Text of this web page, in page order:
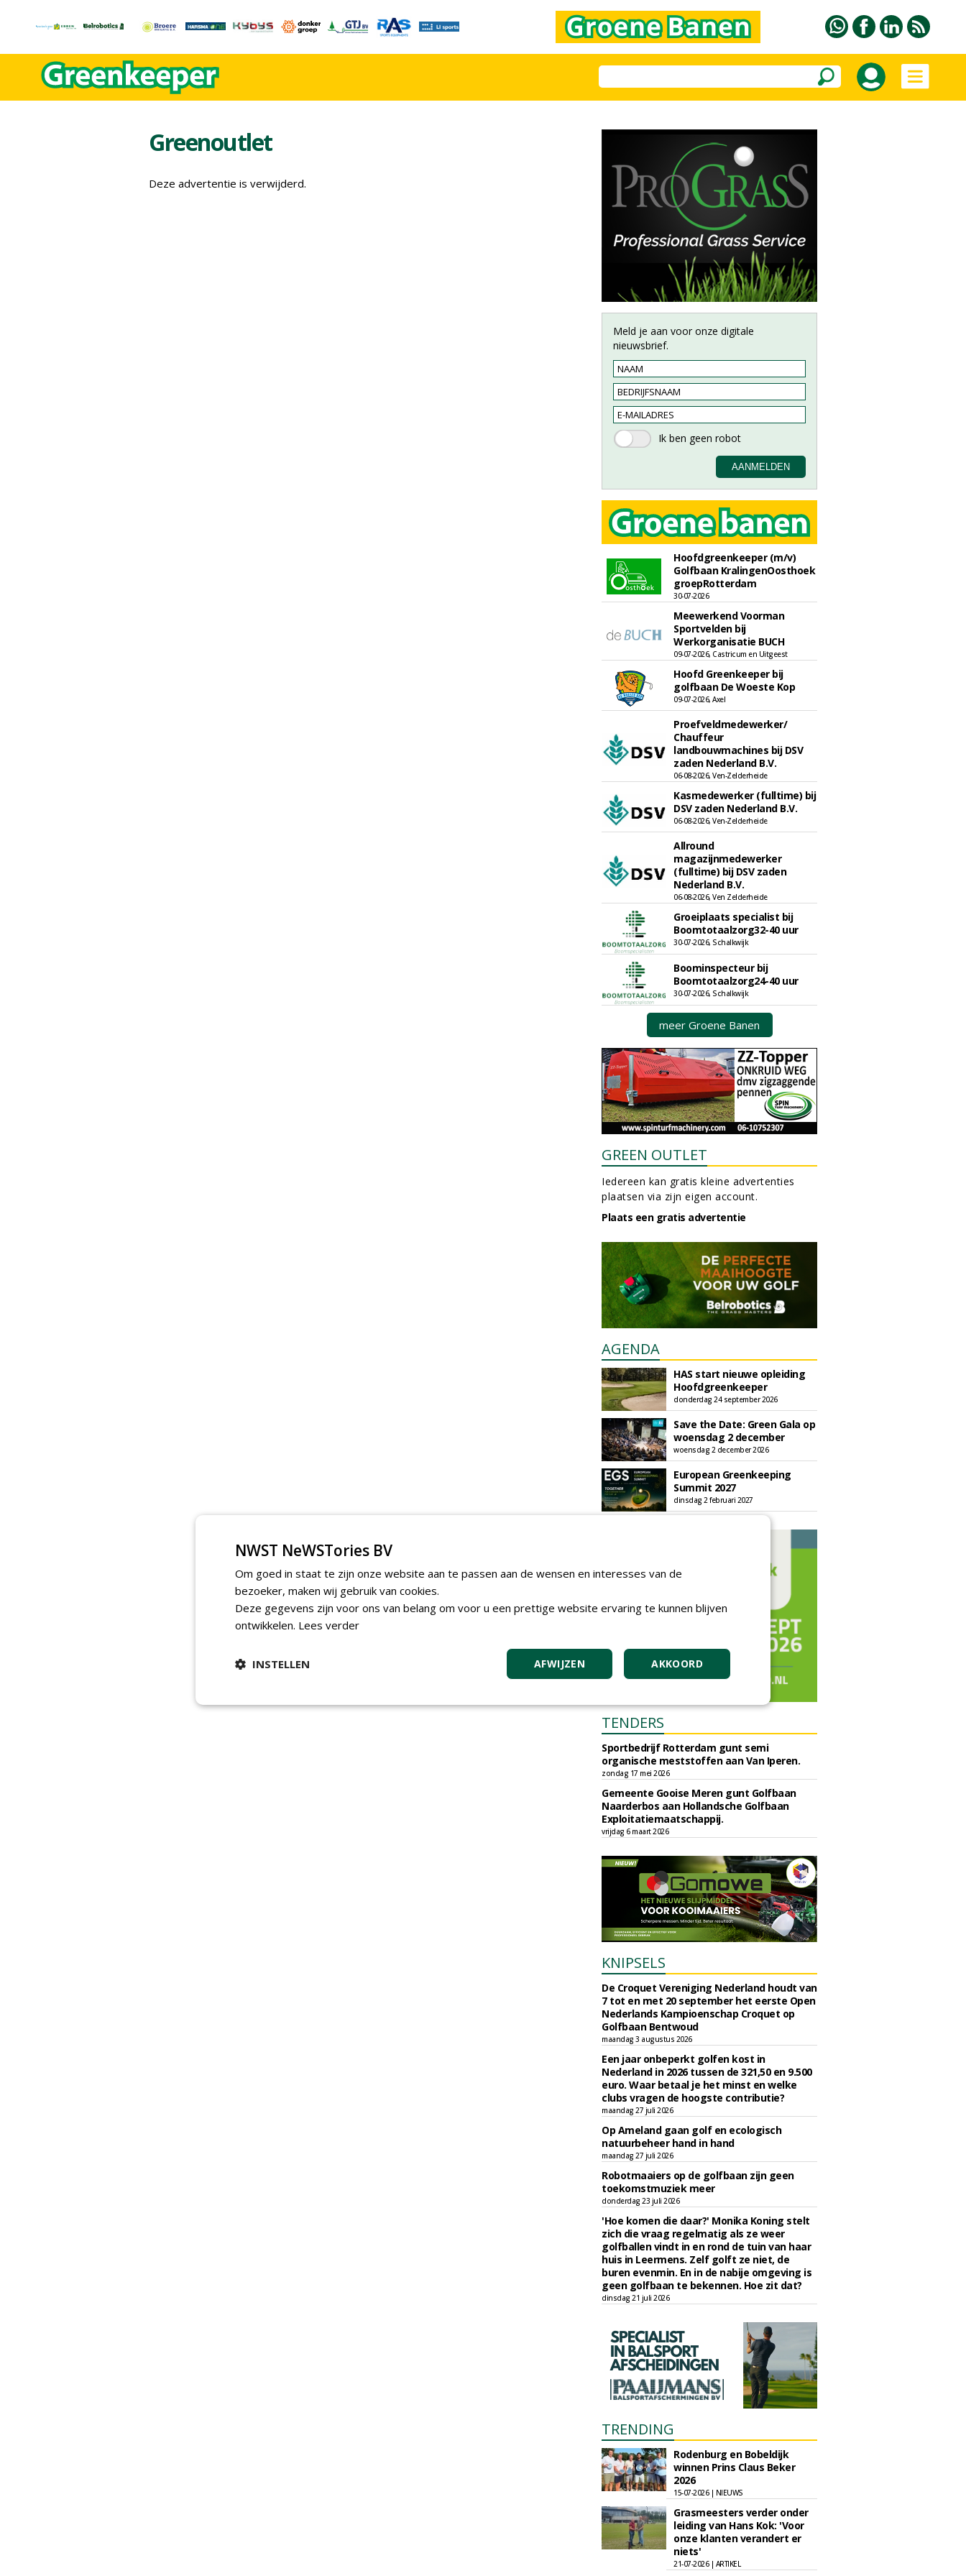
Greenoutlet
Deze advertentie is verwijderd.
Meld je aan voor onze digitale
nieuwsbrief.
Hoofdgreenkeeper (m/v)
Golfbaan KralingenOosthoek
groepRotterdam
30-07-2026
Meewerkend Voorman
Sportvelden bij
Werkorganisatie BUCH
09-07-2026, Castricum en Uitgeest
Hoofd Greenkeeper bij
golfbaan De Woeste Kop
09-07-2026, Axel
Proefveldmedewerker/
Chauffeur
landbouwmachines bij DSV
zaden Nederland B.V.
06-08-2026, Ven-Zelderheide
Kasmedewerker (fulltime) bij
DSV zaden Nederland B.V.
06-08-2026, Ven-Zelderheide
Allround
magazijnmedewerker
(fulltime) bij DSV zaden
Nederland B.V.
06-08-2026, Ven Zelderheide
Groeiplaats specialist bij
Boomtotaalzorg32-40 uur
30-07-2026, Schalkwijk
Boominspecteur bij
Boomtotaalzorg24-40 uur
30-07-2026, Schalkwijk
meer Groene Banen
GREEN OUTLET
Iedereen kan gratis kleine advertenties
plaatsen via zijn eigen account.
Plaats een gratis advertentie
AGENDA
HAS start nieuwe opleiding
Hoofdgreenkeeper
donderdag 24 september 2026
Save the Date: Green Gala op
woensdag 2 december
woensdag 2 december 2026
European Greenkeeping
Summit 2027
dinsdag 2 februari 2027
TENDERS
Sportbedrijf Rotterdam gunt semi
organische meststoffen aan Van Iperen.
zondag 17 mei 2026
Gemeente Gooise Meren gunt Golfbaan
Naarderbos aan Hollandsche Golfbaan
Exploitatiemaatschappij.
vrijdag 6 maart 2026
KNIPSELS
De Croquet Vereniging Nederland houdt van
7 tot en met 20 september het eerste Open
Nederlands Kampioenschap Croquet op
Golfbaan Bentwoud
maandag 3 augustus 2026
Een jaar onbeperkt golfen kost in
Nederland in 2026 tussen de 321,50 en 9.500
euro. Waar betaal je het minst en welke
clubs vragen de hoogste contributie?
maandag 27 juli 2026
Op Ameland gaan golf en ecologisch
natuurbeheer hand in hand
maandag 27 juli 2026
Robotmaaiers op de golfbaan zijn geen
toekomstmuziek meer
donderdag 23 juli 2026
'Hoe komen die daar?' Monika Koning stelt
zich die vraag regelmatig als ze weer
golfballen vindt in en rond de tuin van haar
huis in Leermens. Zelf golft ze niet, de
buren evenmin. En in de nabije omgeving is
geen golfbaan te bekennen. Hoe zit dat?
dinsdag 21 juli 2026
TRENDING
Rodenburg en Bobeldijk
winnen Prins Claus Beker
2026
15-07-2026 | NIEUWS
Grasmeesters verder onder
leiding van Hans Kok: 'Voor
onze klanten verandert er
niets'
21-07-2026 | ARTIKEL
NWST NeWSTories BV
Om goed in staat te zijn onze website aan te passen aan de wensen en interesses van de
bezoeker, maken wij gebruik van cookies.
Deze gegevens zijn voor ons van belang om voor u een prettige website ervaring te kunnen blijven
ontwikkelen. Lees verder
AKKOORD
AFWIJZEN
INSTELLEN